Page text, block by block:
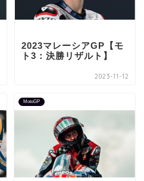
2023マレーシアGP【モ
ト3：決勝リザルト】
2023-11-12
MotoGP